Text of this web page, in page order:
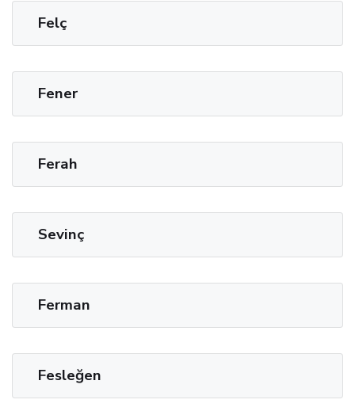
Felç
Fener
Ferah
Sevinç
Ferman
Fesleğen